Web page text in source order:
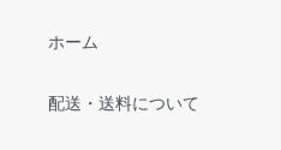
ホーム
配送・送料について